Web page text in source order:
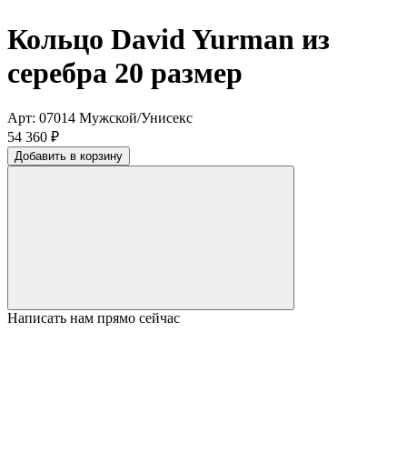
Кольцо David Yurman из
серебра 20 размер
Арт: 07014 Мужской/Унисекс
54 360 ₽
Добавить в корзину
Написать нам прямо сейчас